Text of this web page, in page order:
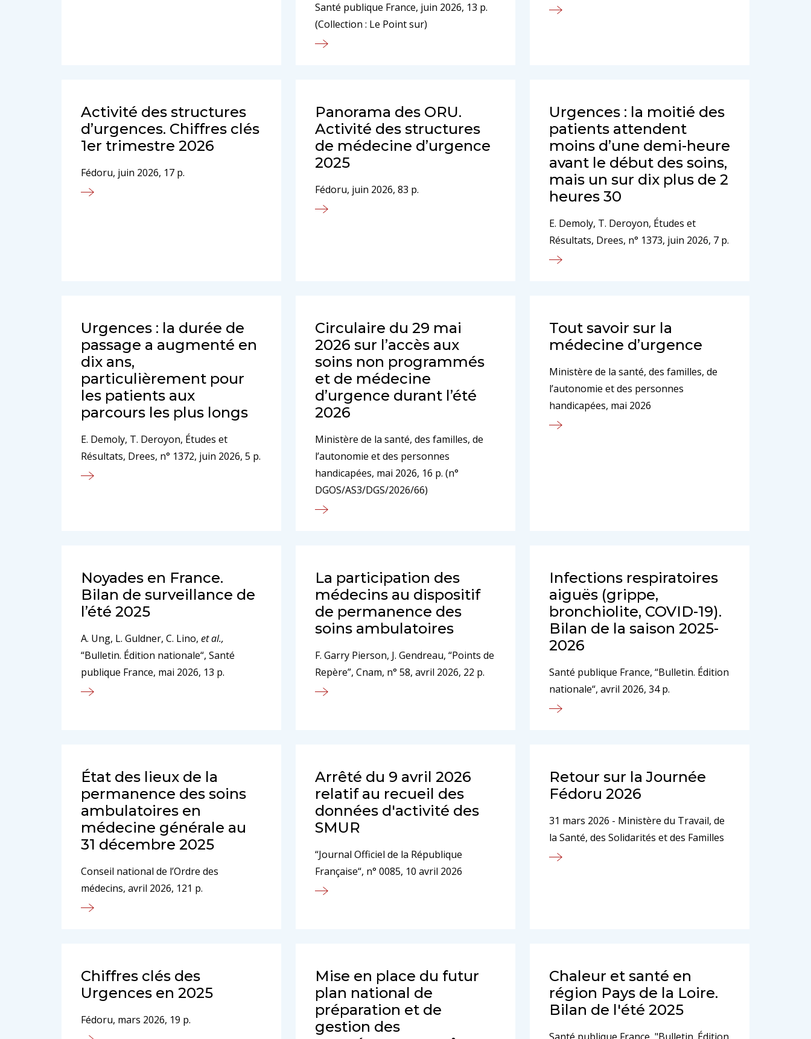
Santé publique France, juin 2026, 13 p.
(Collection : Le Point sur)
Activité des structures
d’urgences. Chiffres clés
1er trimestre 2026
Fédoru, juin 2026, 17 p.
Panorama des ORU.
Activité des structures
de médecine d’urgence
2025
Fédoru, juin 2026, 83 p.
Urgences : la moitié des
patients attendent
moins d’une demi-heure
avant le début des soins,
mais un sur dix plus de 2
heures 30
E. Demoly, T. Deroyon, Études et
Résultats, Drees, n° 1373, juin 2026, 7 p.
Urgences : la durée de
passage a augmenté en
dix ans,
particulièrement pour
les patients aux
parcours les plus longs
E. Demoly, T. Deroyon, Études et
Résultats, Drees, n° 1372, juin 2026, 5 p.
Circulaire du 29 mai
2026 sur l’accès aux
soins non programmés
et de médecine
d’urgence durant l’été
2026
Ministère de la santé, des familles, de
l’autonomie et des personnes
handicapées, mai 2026, 16 p. (n°
DGOS/AS3/DGS/2026/66)
Tout savoir sur la
médecine d’urgence
Ministère de la santé, des familles, de
l’autonomie et des personnes
handicapées, mai 2026
Noyades en France.
Bilan de surveillance de
l’été 2025
A. Ung, L. Guldner, C. Lino, et al.,
“Bulletin. Édition nationale“, Santé
publique France, mai 2026, 13 p.
La participation des
médecins au dispositif
de permanence des
soins ambulatoires
F. Garry Pierson, J. Gendreau, “Points de
Repère”, Cnam, n° 58, avril 2026, 22 p.
Infections respiratoires
aiguës (grippe,
bronchiolite, COVID-19).
Bilan de la saison 2025-
2026
Santé publique France, “Bulletin. Édition
nationale“, avril 2026, 34 p.
État des lieux de la
permanence des soins
ambulatoires en
médecine générale au
31 décembre 2025
Conseil national de l’Ordre des
médecins, avril 2026, 121 p.
Arrêté du 9 avril 2026
relatif au recueil des
données d'activité des
SMUR
“Journal Officiel de la République
Française“, n° 0085, 10 avril 2026
Retour sur la Journée
Fédoru 2026
31 mars 2026 - Ministère du Travail, de
la Santé, des Solidarités et des Familles
Chiffres clés des
Urgences en 2025
Fédoru, mars 2026, 19 p.
Mise en place du futur
plan national de
préparation et de
gestion des
Chaleur et santé en
région Pays de la Loire.
Bilan de l'été 2025